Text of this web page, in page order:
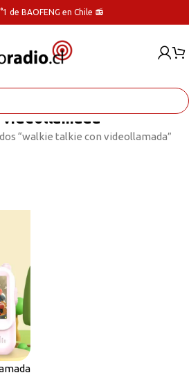
de BAOFENG en Chile 📻
“walkie talkie con videollamada”